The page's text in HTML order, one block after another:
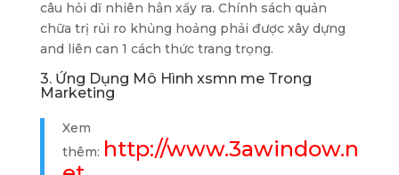
câu hỏi dĩ nhiên hẳn xẩy ra. Chính sách quản
chữa trị rủi ro khủng hoảng phải được xây dựng
and liên can 1 cách thức trang trọng.
3. Ứng Dụng Mô Hình xsmn me Trong
Marketing
Xem
thêm: http://www.3awindow.n